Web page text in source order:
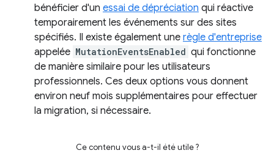
bénéficier d'un essai de dépréciation qui réactive
temporairement les événements sur des sites
spécifiés. Il existe également une règle d'entreprise
appelée MutationEventsEnabled qui fonctionne
de manière similaire pour les utilisateurs
professionnels. Ces deux options vous donnent
environ neuf mois supplémentaires pour effectuer
la migration, si nécessaire.
Ce contenu vous a-t-il été utile ?